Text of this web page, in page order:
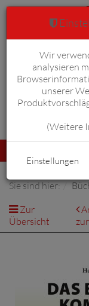
umschalten
Sie sind hier:
Zur
Übersicht
Wir
analysieren
unserer
(Weitere
Einstellungen